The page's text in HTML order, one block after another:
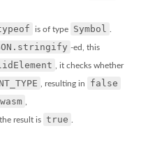
is of type Symbol
-ed, this
, it checks whether
, resulting in false
result is true